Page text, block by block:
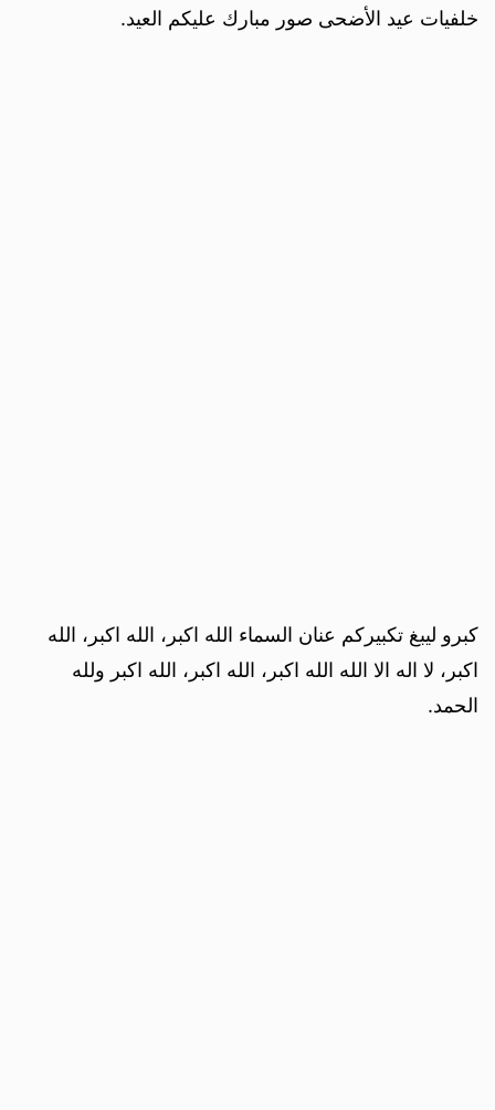
خلفيات عيد الأضحى صور مبارك عليكم العيد.
كبرو ليبغ تكبيركم عنان السماء الله اكبر، الله اكبر، الله
اكبر، لا اله الا الله الله اكبر، الله اكبر، الله اكبر ولله
الحمد.